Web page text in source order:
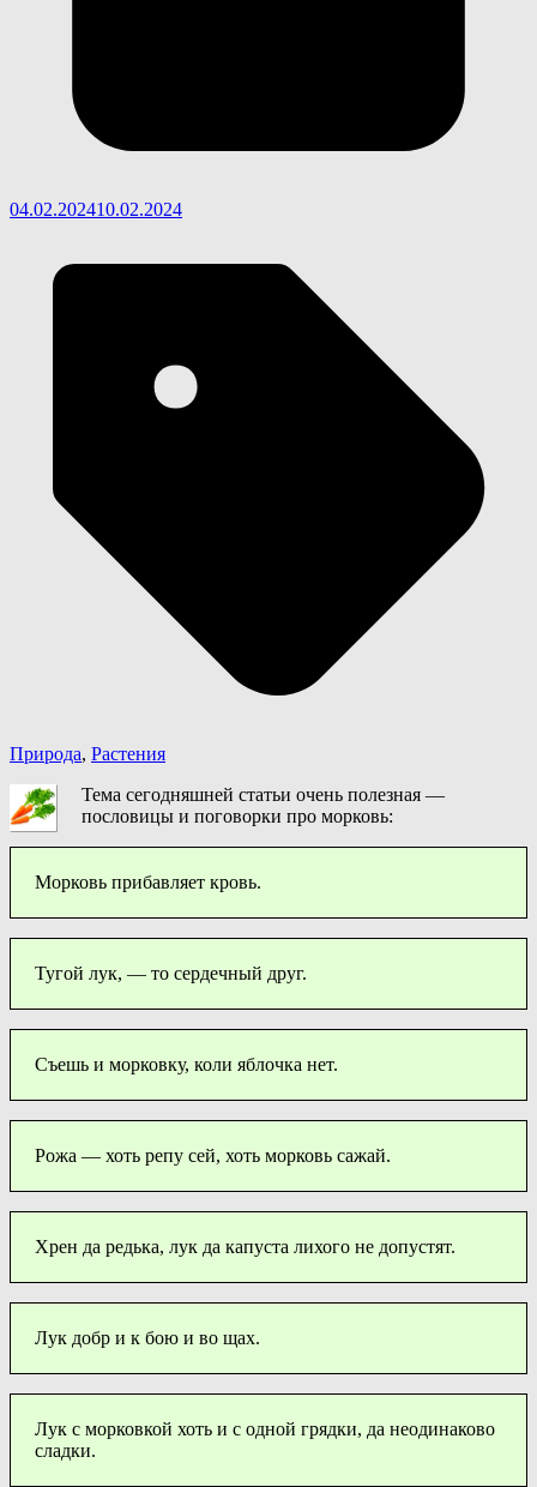
04.02.202410.02.2024
Природа, Растения
Тема сегодняшней статьи очень полезная —
пословицы и поговорки про морковь:
Морковь прибавляет кровь.
Тугой лук, — то сердечный друг.
Съешь и морковку, коли яблочка нет.
Рожа — хоть репу сей, хоть морковь сажай.
Хрен да редька, лук да капуста лихого не допустят.
Лук добр и к бою и во щах.
Лук с морковкой хоть и с одной грядки, да неодинаково
сладки.